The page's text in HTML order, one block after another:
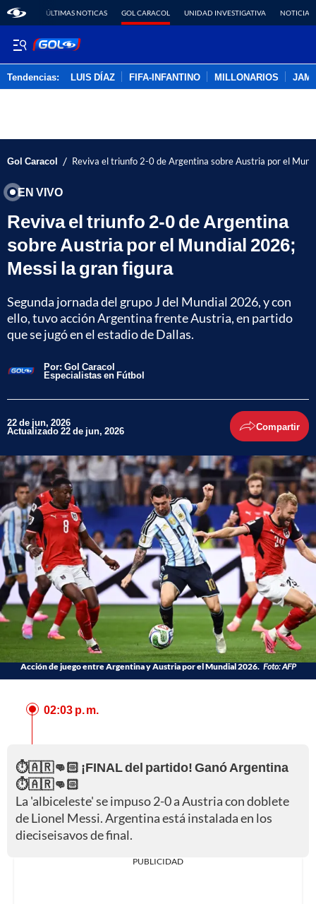
ÚLTIMAS NOTICAS GOL CARACOL UNIDAD INVESTIGATIVA NOTICIAS
Tendencias: LUIS DÍAZ FIFA-INFANTINO MILLONARIOS
Gol Caracol / Reviva el triunfo 2-0 de Argentina sobre Austria por el
EN VIVO
Reviva el triunfo 2-0 de Argentina
sobre Austria por el Mundial 2026;
Messi la gran figura
Segunda jornada del grupo J del Mundial 2026, y con
ello, tuvo acción Argentina frente Austria, en partido
que se jugó en el estadio de Dallas.
Por: Gol Caracol
Especialistas en Fútbol
22 de jun, 2026
Actualizado 22 de jun, 2026 Compartir
Acción de juego entre Argentina y Austria por el Mundial 2026. Foto: AFP
02:03 p. m.
⏱️🇦🇷👊🏻 ¡FINAL del partido! Ganó Argentina
⏱️🇦🇷👊🏻
La 'albiceleste' se impuso 2-0 a Austria con doblete
de Lionel Messi. Argentina está instalada en los
dieciseisavos de final.
PUBLICIDAD